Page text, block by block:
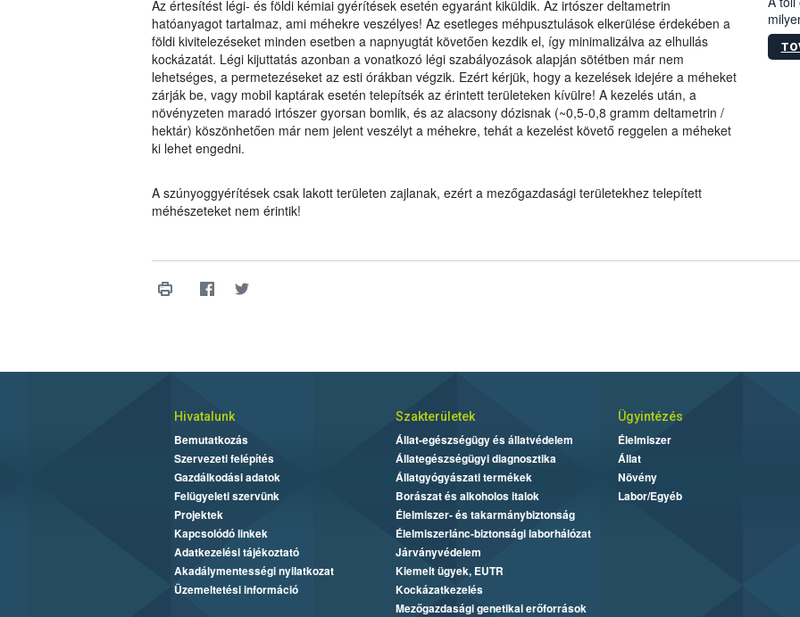
Az értesítést légi- és földi kémiai gyérítések esetén egyaránt kiküldik. Az irtószer deltametrin
hatóanyagot tartalmaz, ami méhekre veszélyes! Az esetleges méhpusztulások elkerülése érdekében a
földi kivitelezéseket minden esetben a napnyugtát követően kezdik el, így minimalizálva az elhullás
kockázatát. Légi kijuttatás azonban a vonatkozó légi szabályozások alapján sötétben már nem
lehetséges, a permetezéseket az esti órákban végzik. Ezért kérjük, hogy a kezelések idejére a méheket
zárják be, vagy mobil kaptárak esetén telepítsék az érintett területeken kívülre! A kezelés után, a
növényzeten maradó irtószer gyorsan bomlik, és az alacsony dózisnak (~0,5-0,8 gramm deltametrin /
hektár) köszönhetően már nem jelent veszélyt a méhekre, tehát a kezelést követő reggelen a méheket
ki lehet engedni.
A szúnyoggyérítések csak lakott területen zajlanak, ezért a mezőgazdasági területekhez telepített
méhészeteket nem érintik!
Hivatalunk
Bemutatkozás
Szervezeti felépítés
Gazdálkodási adatok
Felügyeleti szervünk
Projektek
Kapcsolódó linkek
Adatkezelési tájékoztató
Akadálymentességi nyilatkozat
Üzemeltetési információ
Szakterületek
Állat-egészségügy és állatvédelem
Állategészségügyi diagnosztika
Állatgyógyászati termékek
Borászat és alkoholos italok
Élelmiszer- és takarmánybiztonság
Élelmiszerlánc-biztonsági laborhálózat
Járványvédelem
Kiemelt ügyek, EUTR
Kockázatkezelés
Mezőgazdasági genetikai erőforrások
Ügyintézés
Élelmiszer
Állat
Növény
Labor/Egyéb